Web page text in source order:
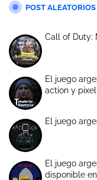
POST ALEATORIOS
Call of Duty:
El juego
action y
El juego
El juego
disponible